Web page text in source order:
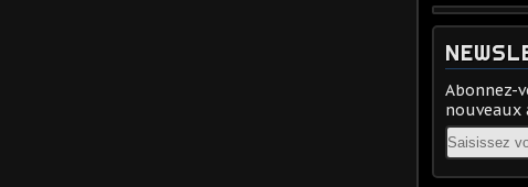
Abonnez-
nouveaux
Email